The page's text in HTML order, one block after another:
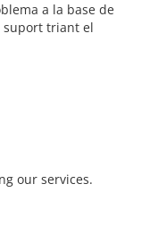
a la base de
suport triant el
our services.